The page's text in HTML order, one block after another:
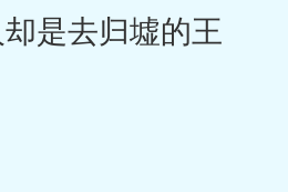
是去归墟的王